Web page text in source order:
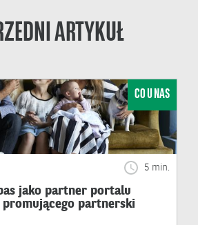
ARTYKUŁ
CO U NAS
5 min.
jako partner portalu
partnerski